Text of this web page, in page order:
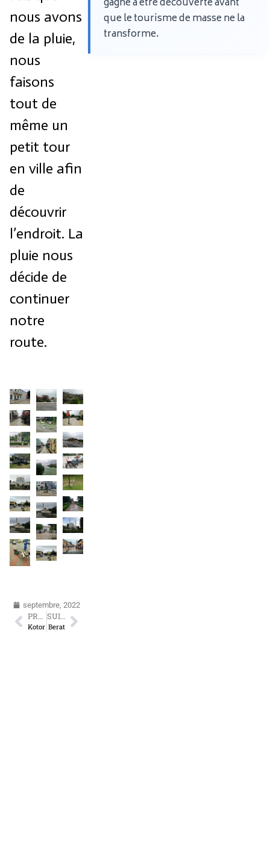
nous avons
de la pluie,
nous
faisons
tout de
même un
petit tour
en ville afin
de
découvrir
l’endroit. La
pluie nous
décide de
continuer
notre
route.
septembre, 2022
PRÉCÉDENT
Kotor
SUIVANT
Berat
que le tourisme de masse ne la
transforme.